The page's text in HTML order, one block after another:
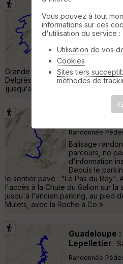
DC3 Saint-
Randonnée
Point de
aller par le
Trajet retour
Grande Découverte, puis
Delgrès. Trace compliquée par
(jusqu'au genou) et dans les
Randonnée
Balisage
parcours, ne
d'information
Depuis le
le sentier pavé : "Le Pas du Roy".
l'accès à la Chute du Galion sur
jusqu'à l'ancien parking, au pied
Mulets, avec la Roche à Co »
Guadeloupe
Lepelletier
Randonnée
Vous pouvez à tout
informations sur ces
d'utilisation du service :
Utilisation de vos
Cookies
Sites tiers
méthodes de